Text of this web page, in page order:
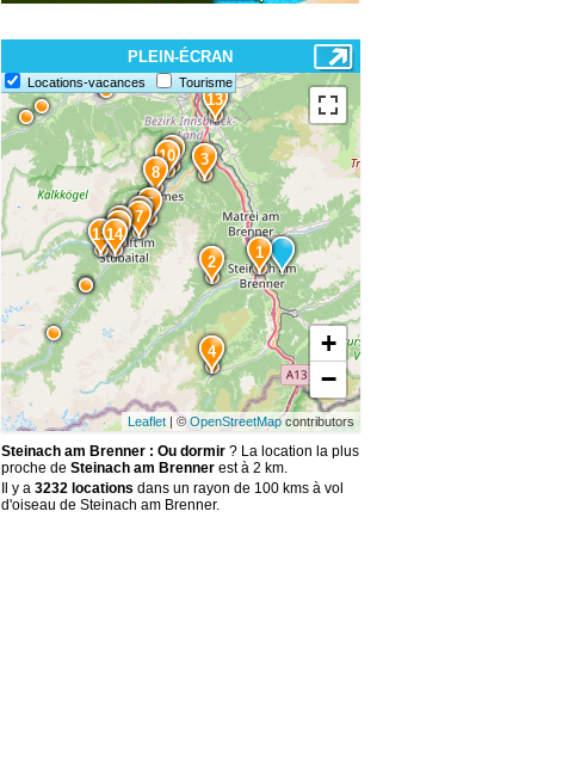
PLEIN-ÉCRAN
Locations-vacances Tourisme
1514
13
12
11
10
9
8
7
65
4
3
2
1
+
−
Leaflet | ©OpenStreetMapcontributors
Steinach am Brenner : Ou dormir? La location la plus
proche de Steinach am Brennerest à 2 km.
Il y a 3232 locations dans un rayon de 100 kms à vol
d'oiseau de Steinach am Brenner.